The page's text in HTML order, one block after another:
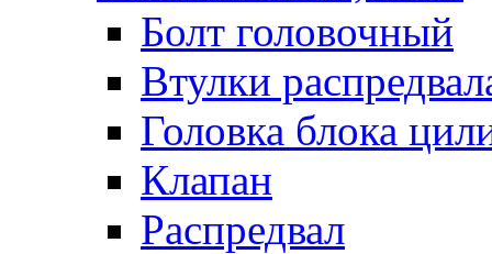
Болт головочный
Втулки
Головка блока
Клапан
Распредвал